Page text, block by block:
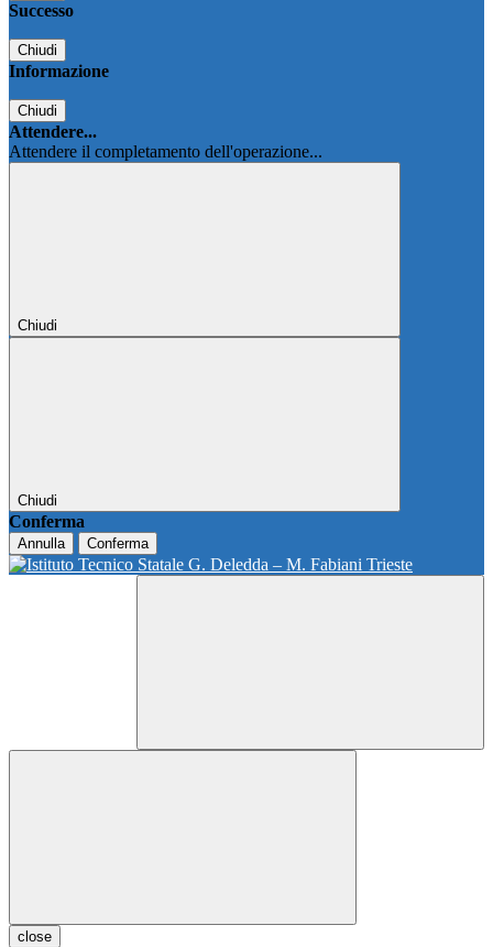
Successo
Chiudi
Informazione
Chiudi
Attendere...
Attendere il completamento dell'operazione...
Chiudi
Chiudi
Conferma
Annulla Conferma
close